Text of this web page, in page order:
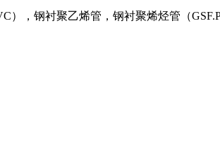
，钢衬聚乙烯管，钢衬聚烯烃管（